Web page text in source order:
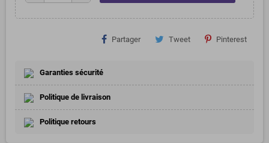
Partager Tweet Pinterest
Garanties sécurité
Politique de livraison
Politique retours